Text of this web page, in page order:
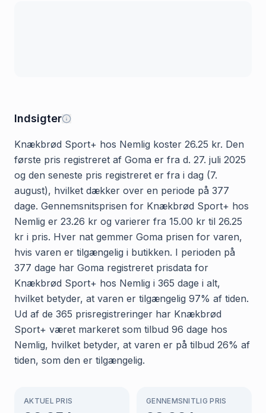
Indsigter
Knækbrød Sport+ hos Nemlig koster 26.25 kr. Den
første pris registreret af Goma er fra d. 27. juli 2025
og den seneste pris registreret er fra i dag (7.
august), hvilket dækker over en periode på 377
dage. Gennemsnitsprisen for Knækbrød Sport+ hos
Nemlig er 23.26 kr og varierer fra 15.00 kr til 26.25
kr i pris. Hver nat gemmer Goma prisen for varen,
hvis varen er tilgængelig i butikken. I perioden på
377 dage har Goma registreret prisdata for
Knækbrød Sport+ hos Nemlig i 365 dage i alt,
hvilket betyder, at varen er tilgængelig 97% af tiden.
Ud af de 365 prisregistreringer har Knækbrød
Sport+ været markeret som tilbud 96 dage hos
Nemlig, hvilket betyder, at varen er på tilbud 26% af
tiden, som den er tilgængelig.
AKTUEL PRIS GENNEMSNITLIG PRIS